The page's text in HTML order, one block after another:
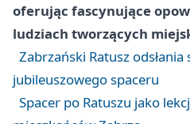
oferując fascynujące
ludziach tworzących
Zabrzański Ratusz
jubileuszowego spaceru
Spacer po Ratuszu jako